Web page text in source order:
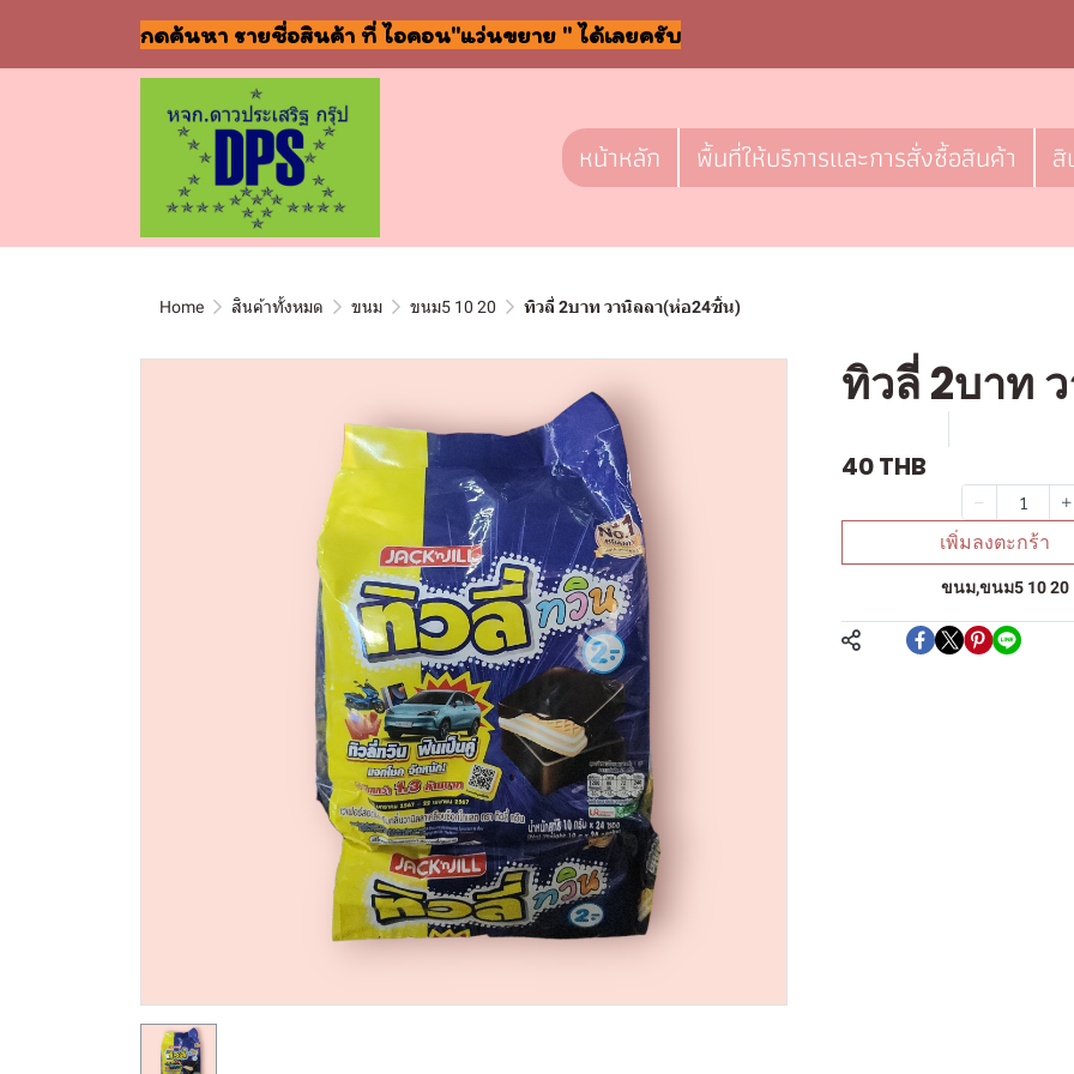
กดค้นหา รายชื่อสินค้า ที่ ไอคอน"แว่นขยาย " ได้เลยครับ
หน้าหลัก พื้นที่ให้บริการและการสั่งซื้อสินค้า
Home สินค้าทั้งหมด ขนม ขนม5 10 20 ทิวลี่ 2บาท วานิลลา(ห่อ24ชิ้น)
ทิวลี่ 2บาท
40 THB
เพิ่มลงตะกร้า
ขนม,ขนม5 10 20